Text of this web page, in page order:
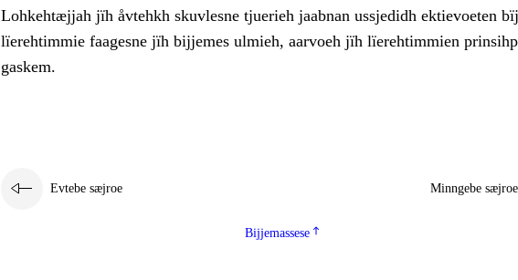
Lohkehtæjjah jïh åvtehkh skuvlesne tjuerieh jaabnan ussjedidh ektievoeten
lïerehtimmie faagesne jïh bijjemes ulmieh, aarvoeh jïh lïerehtimmien
gaskem.
Evtebe sæjroe Minngebe sæjroe
Bijjemassese